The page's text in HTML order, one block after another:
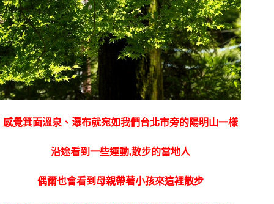
感覺箕面溫泉、瀑布就宛如我們台北市旁的陽明山一樣
沿途看到一些運動,散步的當地人
偶爾也會看到母親帶著小孩來這裡散步